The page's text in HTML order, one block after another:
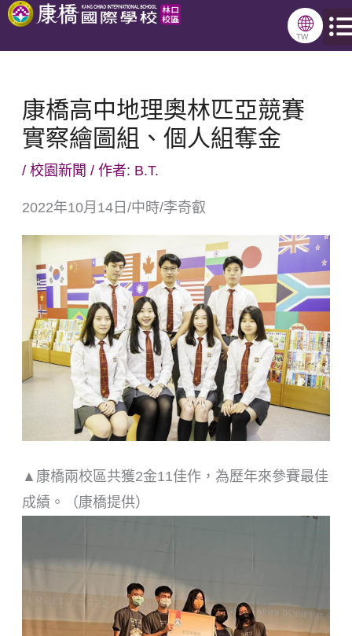
跳
🌐
TW
康橋高中地理奧林匹亞競賽
實察繪圖組、個人組奪金
/ 校園新聞 / 作者: B.T.
2022年10月14日/中時/李奇叡
▲康橋兩校區共獲2金11佳作，為歷年來參賽最佳
成績。（康橋提供）